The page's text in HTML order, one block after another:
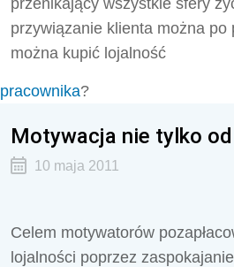
przenikający wszystkie sfery
przywiązanie klienta można po
można kupić lojalność
pracownika?
Motywacja nie tylko
10 maja 2011
Celem motywatorów
lojalności poprzez